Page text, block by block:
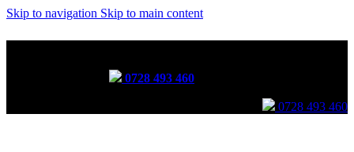
Skip to navigation Skip to main content
0728 493 460
0728 493 460